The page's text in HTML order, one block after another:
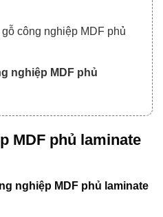
công nghiệp MDF phủ
nghiệp MDF phủ
MDF phủ laminate
nghiệp MDF phủ laminate